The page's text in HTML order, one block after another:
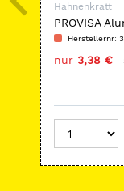
Hahnenkratt
PROVISA
Herstellernr:
nur 3,38 €